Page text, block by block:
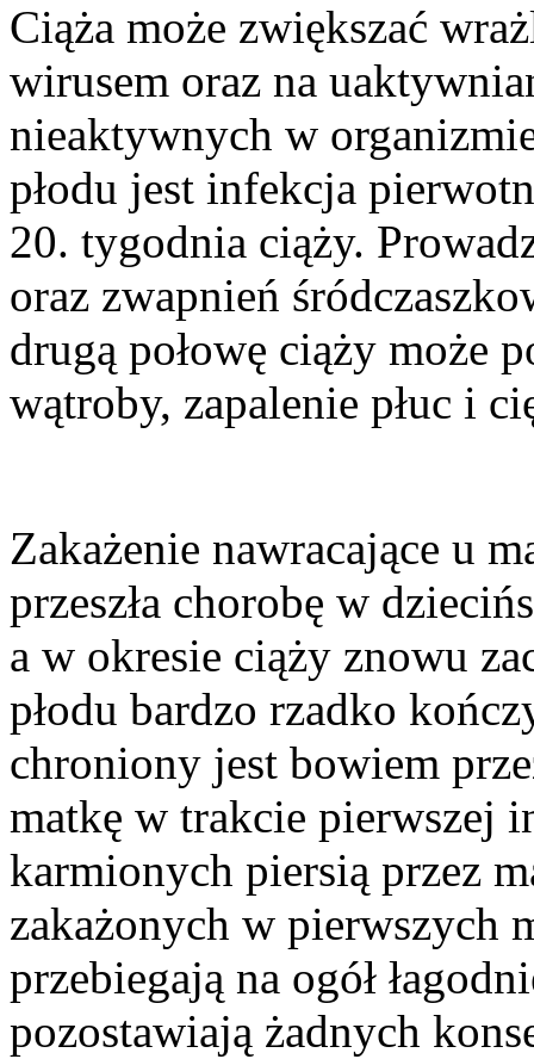
Ciąża może zwiększać
wirusem oraz na
nieaktywnych w
płodu jest infekcja
20. tygodnia ciąży.
oraz zwapnień
drugą połowę ciąży może
wątroby, zapalenie płuc i
Zakażenie nawracające u
przeszła chorobę w
a w okresie ciąży znowu
płodu bardzo rzadko
chroniony jest bowiem
matkę w trakcie pierwszej
karmionych piersią przez
zakażonych w pierwszych
przebiegają na ogół
pozostawiają żadnych